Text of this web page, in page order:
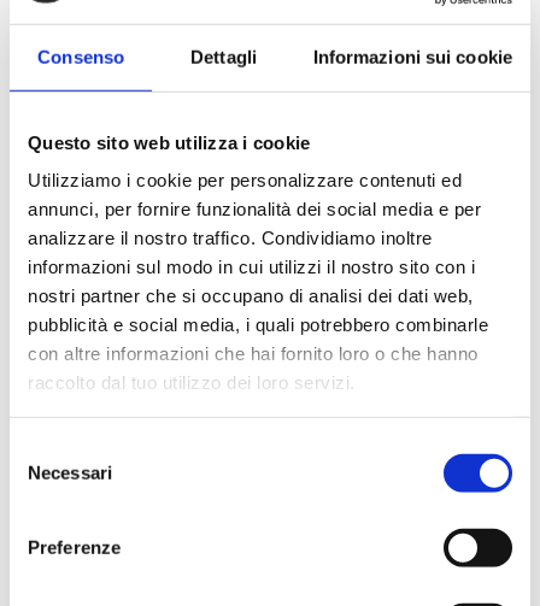
Consenso Dettagli Informazioni sui cookie
Questo sito web utilizza i cookie
Utilizziamo i cookie per personalizzare contenuti ed
annunci, per fornire funzionalità dei social media e per
analizzare il nostro traffico. Condividiamo inoltre
informazioni sul modo in cui utilizzi il nostro sito con i
nostri partner che si occupano di analisi dei dati web,
pubblicità e social media, i quali potrebbero combinarle
con altre informazioni che hai fornito loro o che hanno
raccolto dal tuo utilizzo dei loro servizi.
delNecessari
Preferenze
ulteriormente il design.
Ma non finisce qui. L'insegna bifacciale scatolata
resistenza alle intemperie e la scatolatura
aggiunge un effetto tridimensionale che
garantisce visibilità da tutte le angolazioni.
Inoltre, il banner saldato ed occhiellato offre
versatilità e durabilità. Questi banner sono
situazioni, garantendo una promozione efficace.
Con DelDucaprint.com, potete essere certi di